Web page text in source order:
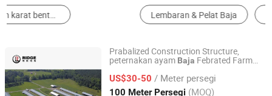
Lembaran & Pelat Baja Bangunan Struktur Baja
Prabalized Construction Structure,
peternakan ayam Baja Febrated Farm
US$30-50 / Meter persegi
100 Meter Persegi (MOQ)
quanzhou ridge steel building co., ltd
Fujian, China Harga mulai 2017